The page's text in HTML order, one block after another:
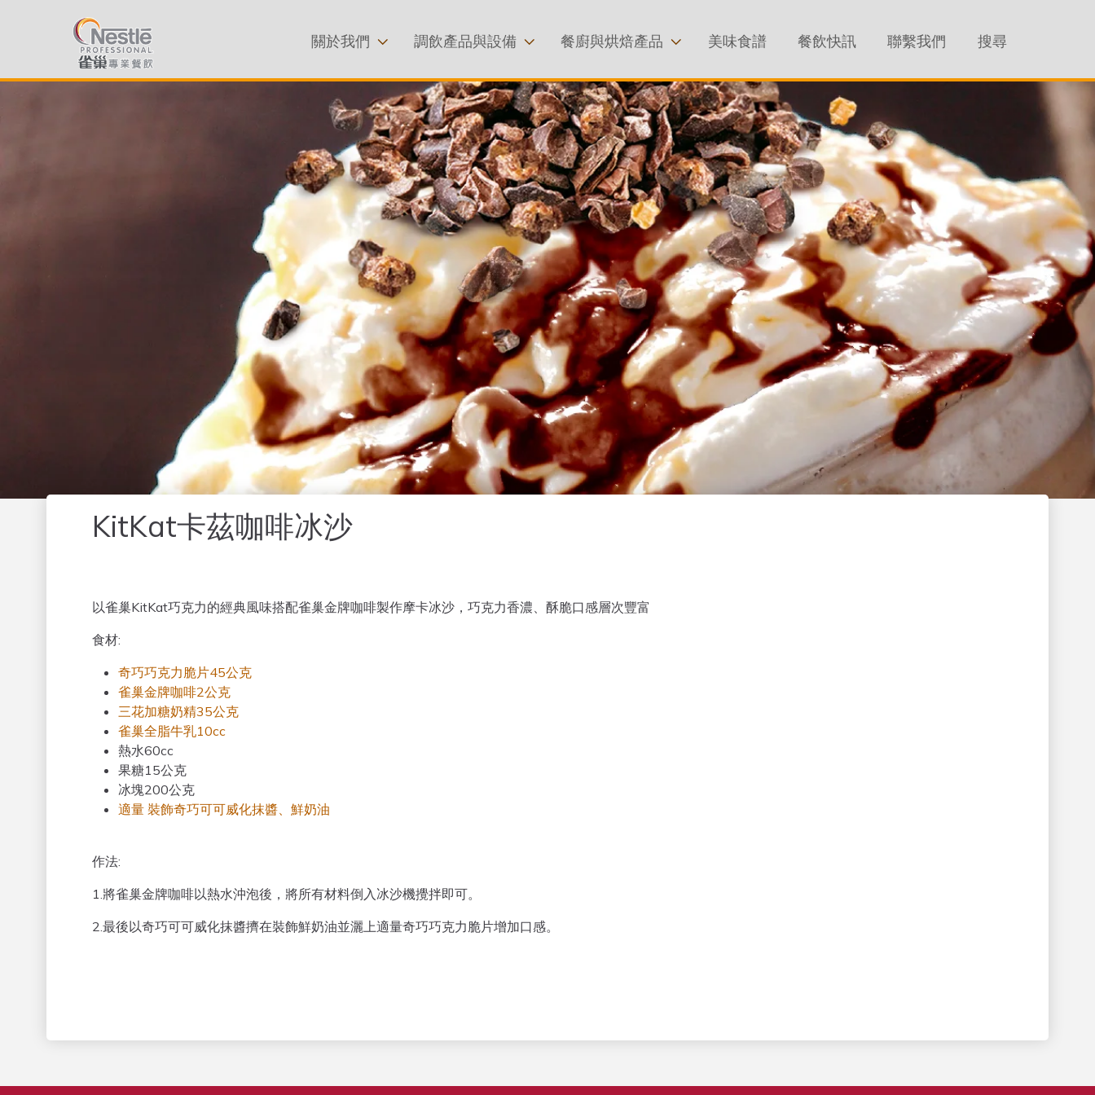
關於我們 調飲產品與設備 餐廚與烘焙產品 美味食譜 餐飲快訊 聯繫我們 搜尋
KitKat卡茲咖啡冰沙
Description HTML
以雀巢KitKat巧克力的經典風味搭配雀巢金牌咖啡製作摩卡冰沙，巧克力香濃、酥脆口感層次豐富
食材:
奇巧巧克力脆片45公克
雀巢金牌咖啡2公克
三花加糖奶精35公克
雀巢全脂牛乳10cc
熱水60cc
果糖15公克
冰塊200公克
適量 裝飾奇巧可可威化抹醬、鮮奶油
作法:
1.將雀巢金牌咖啡以熱水沖泡後，將所有材料倒入冰沙機攪拌即可。
2.最後以奇巧可可威化抹醬擠在裝飾鮮奶油並灑上適量奇巧巧克力脆片增加口感。